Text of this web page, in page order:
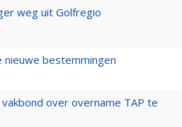
weg uit Golfregio
bestemmingen
over overname TAP te